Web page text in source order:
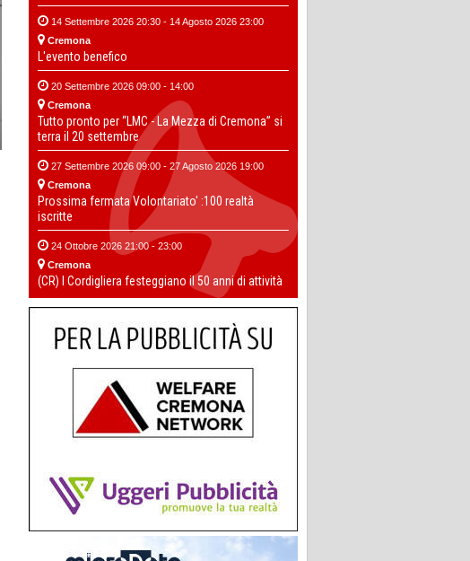
14 Settembre 2026 20:30 - 14 Agosto 2026 23:00
Cremona
L'evento benefico
20 Settembre 2026 09:00 - 14:00
Cremona
Tutto pronto per “LMC - La Mezza di Cremona” si
terra il 20 settembre
27 Settembre 2026 09:00 - 27 Agosto 2026 19:00
Cremona
Prossima fermata Volontariato' :100 realtà
iscritte
24 Ottobre 2026 21:00 - 23:00
Cremona
(CR) I Cordigliera festeggiano il 50 anni di attività